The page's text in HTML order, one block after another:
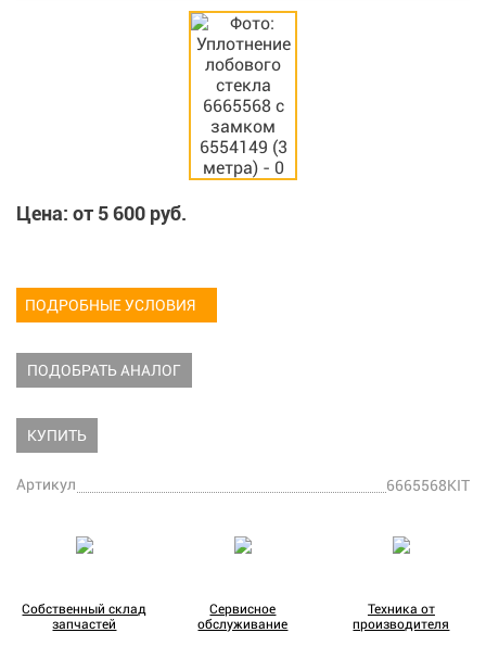
Цена: от 5 600 руб.
ПОДРОБНЫЕ УСЛОВИЯ
ПОДОБРАТЬ АНАЛОГ
КУПИТЬ
Артикул 6665568KIT
Собственный склад
запчастей
Сервисное
обслуживание
Техника от
производителя